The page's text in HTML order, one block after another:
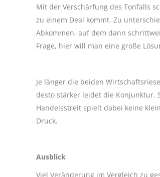
Mit der Verschärfung des Tonfalls
zu einem Deal kommt. Zu
Abkommen, auf dem dann
Frage, hier will man eine große
Je länger die beiden
desto stärker leidet die Konjunktur.
Handelsstreit spielt dabei keine
Druck.
Ausblick
Viel Veränderung im Vergleich zu